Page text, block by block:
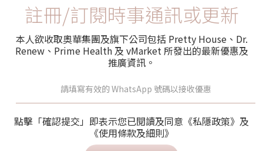
註冊/訂閱時事通訊或更新
本人欲收取奧華集團及旗下公司包括 Pretty House、Dr.
Renew、Prime Health 及 vMarket 所發出的最新優惠及
推廣資訊。
點擊「確認提交」即表示您已閱讀及同意《私隱政策》及
《使用條款及細則》